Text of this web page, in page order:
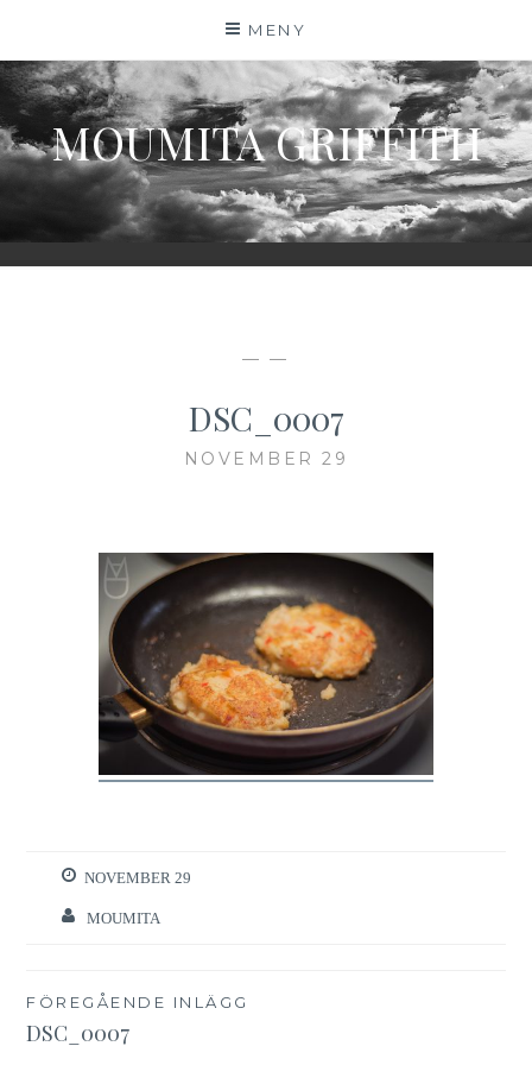
innehåll
MENY
MOUMITA GRIFFITH
— —
DSC_0007
NOVEMBER 29
NOVEMBER 29
MOUMITA
Inläggsnavigering
FÖREGÅENDE INLÄGG
DSC_0007